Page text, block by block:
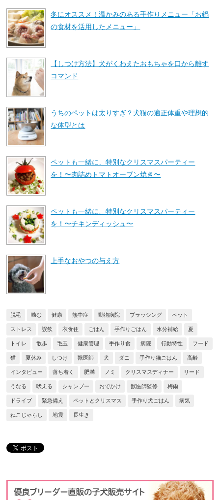
冬にオススメ！温かみのある手作りメニュー「お鍋
の食材を活用したメニュー」
【しつけ方法】犬がくわえたおもちゃを口から離す
コマンド
うちのペットは太りすぎ？犬猫の適正体重や理想的
な体型とは
ペットも一緒に、特別なクリスマスパーティー
を！〜肉詰めトマトオーブン焼き〜
ペットも一緒に、特別なクリスマスパーティー
を！〜チキンディッシュ〜
上手なおやつの与え方
脱毛 噛む 健康 熱中症 動物病院 ブラッシング ペット
ストレス 誤飲 衣食住 ごはん 手作りごはん 水分補給 夏
トイレ 散歩 毛玉 健康管理 手作り食 病院 行動特性 フード
猫 夏休み しつけ 獣医師 犬 ダニ 手作り猫ごはん 高齢
インタビュー 落ち着く 肥満 ノミ クリスマスディナー リード
うなる 吠える シャンプー おでかけ 獣医師監修 梅雨
ドライブ 緊急備え ペットとクリスマス 手作り犬ごはん 病気
ねこじゃらし 地震 長生き